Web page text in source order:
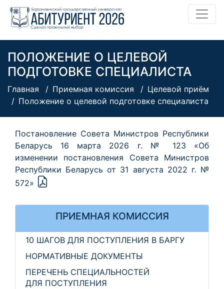
ПОЛОЖЕНИЕ О ЦЕЛЕВОЙ
ПОДГОТОВКЕ СПЕЦИАЛИСТА
Главная Приемная комиссия
Целевой приём
Положение о целевой подготовке специалиста
ПРИЕМНАЯ КОМИССИЯ
10 ШАГОВ ДЛЯ ПОСТУПЛЕНИЯ В БАРГУ
НОРМАТИВНЫЕ ДОКУМЕНТЫ
ПЕРЕЧЕНЬ СПЕЦИАЛЬНОСТЕЙ
ДЛЯ ПОСТУПЛЕНИЯ
Постановление Совета Министров Республики
Беларусь 16 марта 2026 г. № 123 «Об
изменении постановления Совета Министров
Республики Беларусь от 31 августа 2022 г. №
572»